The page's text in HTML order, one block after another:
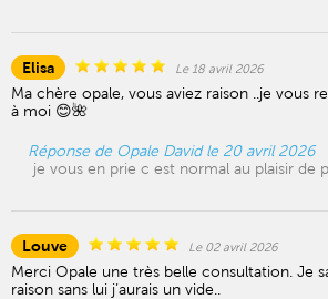
Elisa Le 18 avril 2026
Ma chère opale, vous aviez raison ..je vous
à moi 😊🌺
Réponse de Opale David le 20 avril 2026
je vous en prie c est normal au plaisir de
Louve Le 02 avril 2026
Merci Opale une très belle consultation. Je
raison sans lui j’aurais un vide..